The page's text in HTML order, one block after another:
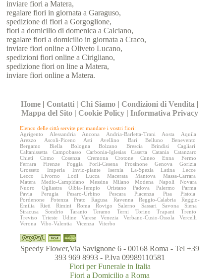
inviare fiori a Matera,
regalare fiori in giornata a Garaguso,
spedizione di fiori a Gorgoglione,
fiori a domicilio di domenica a Calciano,
regalare fiori a domicilio in giornata a Craco,
inviare fiori online a Oliveto Lucano,
spedizioni fiori online a Cirigliano,
spedizione fiori on line a Matera,
inviare fiori online a Matera.
Home | Contatti | Chi Siamo | Condizioni di Vendita |
Mappa del Sito | Cookie Policy |Informativa Privacy
Elenco delle città servite per mandare i vostri fiori:
Agrigento
Alessandria Ancona Andria-Barletta-Trani Aosta
Aquila
Arezzo
Ascoli-Piceno Asti Avellino Bari Belluno
Benevento
Bergamo
Biella Bologna Bolzano Brescia Brindisi
Cagliari
Caltanissetta
Campobasso Carbonia-Iglesias Caserta Catania
Catanzaro
Chieti
Como Cosenza Cremona Crotone Cuneo Enna
Fermo
Ferrara
Firenze Foggia Forlì-Cesena Frosinone Genova
Gorizia
Grosseto
Imperia Invio-piante Isernia La-Spezia Latina
Lecce
Lecco
Livorno Lodi Lucca Macerata Mantova
Massa-Carrara
Matera
Medio-Campidano Messina Milano Modena Napoli
Novara
Nuoro
Ogliastra Olbia-Tempio Oristano Padova Palermo
Parma
Pavia
Perugia Pesaro-Urbino Pescara Piacenza Pisa
Pistoia
Pordenone
Potenza Prato Ragusa Ravenna Reggio-Calabria
Reggio-
Emilia
Rieti Rimini Roma Rovigo Salerno Sassari Savona
Siena
Siracusa
Sondrio Taranto Teramo Terni Torino Trapani
Trento
Treviso
Trieste Udine Varese Venezia Verbano-Cusio-Ossola
Vercelli
Verona
Vibo-Valentia Vicenza Viterbo
Speedy Flower,Via Savignone 6 - 00168 Roma - Tel +39
393 969 8993 - P.Iva 09989110581
Fiori per Funerale in Italia
Fiori a Domicilio a Roma